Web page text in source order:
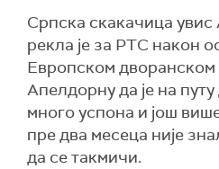
Српска скакачица
рекла је за РТС након
Европском дворанском
Апелдорну да је на
много успона и још
пре два месеца није
да се такмичи.